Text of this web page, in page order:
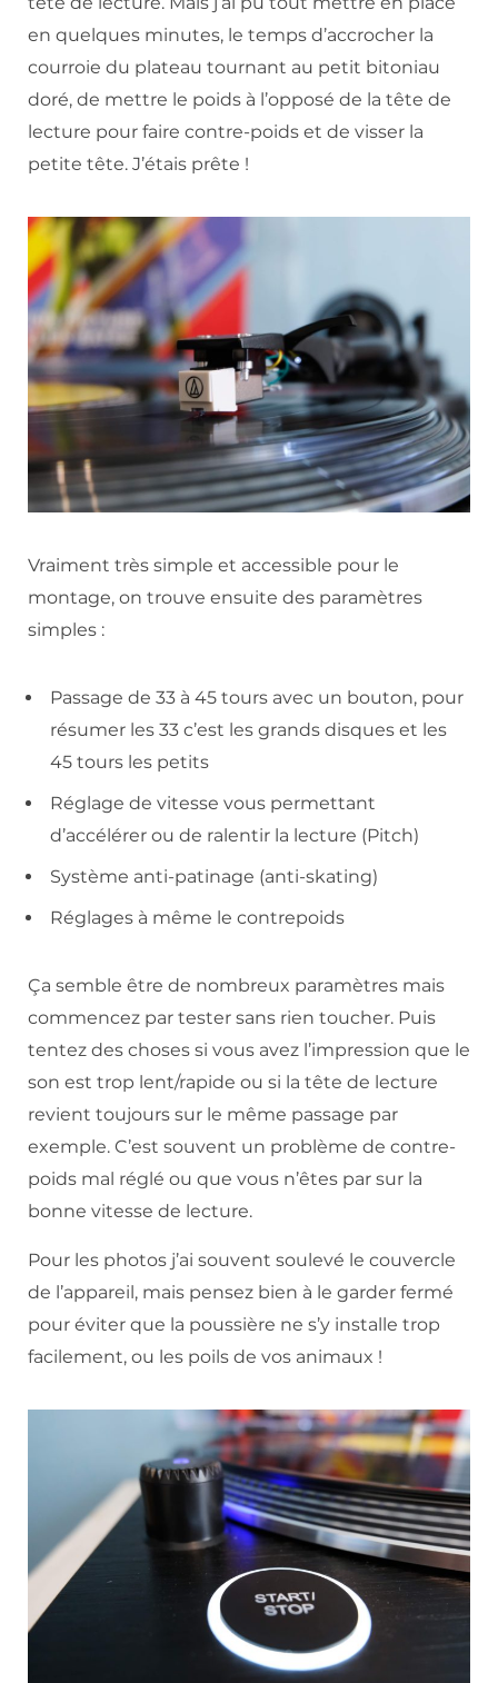
en quelques minutes, le temps d’accrocher la
courroie du plateau tournant au petit bitoniau
doré, de mettre le poids à l’opposé de la tête de
lecture pour faire contre-poids et de visser la
petite tête. J’étais prête !
Vraiment très simple et accessible pour le
montage, on trouve ensuite des paramètres
simples :
Passage de 33 à 45 tours avec un bouton, pour
résumer les 33 c’est les grands disques et les
45 tours les petits
Réglage de vitesse vous permettant
d’accélérer ou de ralentir la lecture (Pitch)
Système anti-patinage (anti-skating)
Réglages à même le contrepoids
Ça semble être de nombreux paramètres mais
commencez par tester sans rien toucher. Puis
tentez des choses si vous avez l’impression que le
son est trop lent/rapide ou si la tête de lecture
revient toujours sur le même passage par
exemple. C’est souvent un problème de contre-
poids mal réglé ou que vous n’êtes par sur la
bonne vitesse de lecture.
Pour les photos j’ai souvent soulevé le couvercle
de l’appareil, mais pensez bien à le garder fermé
pour éviter que la poussière ne s’y installe trop
facilement, ou les poils de vos animaux !